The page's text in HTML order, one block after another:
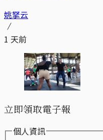
姚拏云
1 天前
立即領取電子報
個人資訊